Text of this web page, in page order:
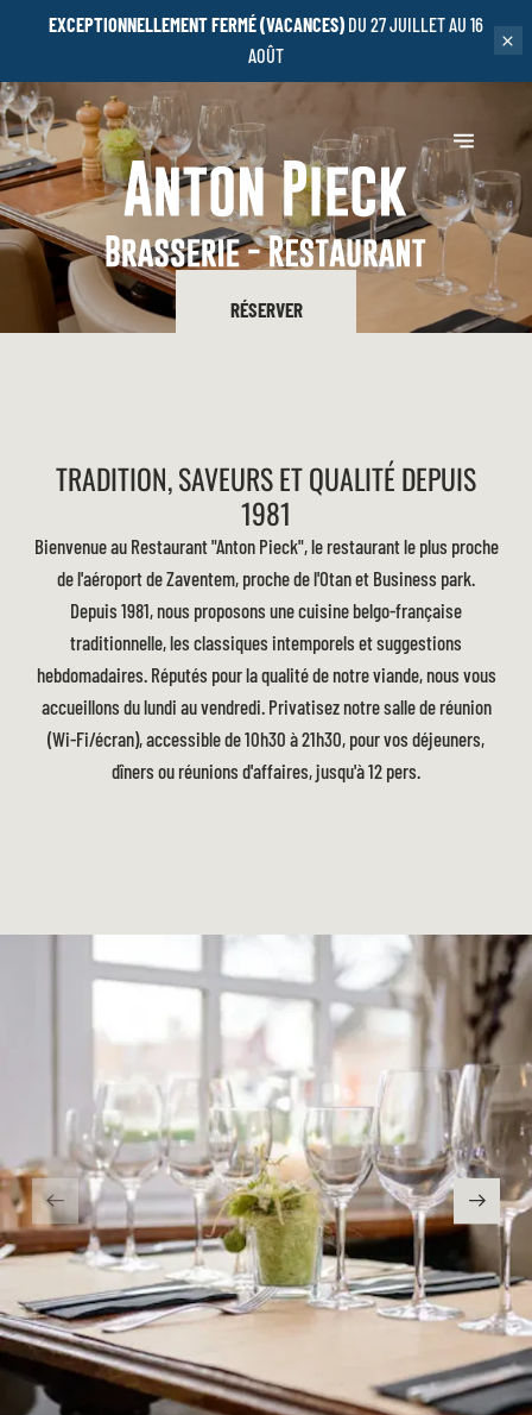
EXCEPTIONNELLEMENT FERMÉ (VACANCES) DU 27 JUILLET AU 16
AOÛT
RÉSERVER
TRADITION, SAVEURS ET QUALITÉ DEPUIS
1981
Bienvenue au Restaurant "Anton Pieck", le restaurant le plus proche
de l'aéroport de Zaventem, proche de l'Otan et Business park.
Depuis 1981, nous proposons une cuisine belgo-française
traditionnelle, les classiques intemporels et suggestions
hebdomadaires. Réputés pour la qualité de notre viande, nous vous
accueillons du lundi au vendredi. Privatisez notre salle de réunion
(Wi-Fi/écran), accessible de 10h30 à 21h30, pour vos déjeuners,
dîners ou réunions d'affaires, jusqu'à 12 pers.